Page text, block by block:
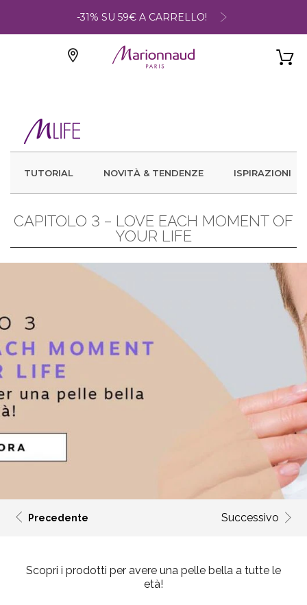
-31% SU 59€ A CARRELLO!
TUTORIAL NOVITÀ & TENDENZE ISPIRAZIONI
CAPITOLO 3 – LOVE EACH MOMENT OF
YOUR LIFE
Precedente Successivo
Scopri i prodotti per avere una pelle bella a tutte le
età!